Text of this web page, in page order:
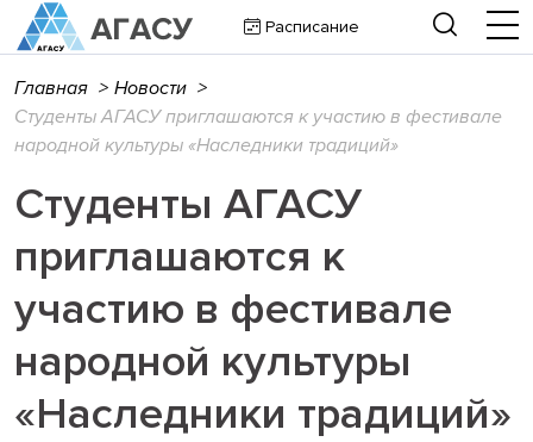
Расписание
Главная > Новости >
Студенты АГАСУ приглашаются к участию в фестивале
народной культуры «Наследники традиций»
Студенты АГАСУ
приглашаются к
участию в фестивале
народной культуры
«Наследники традиций»